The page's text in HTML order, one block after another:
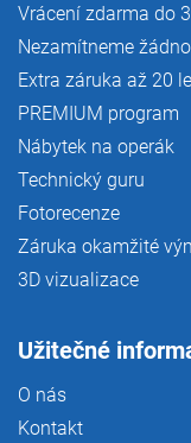
Vrácení zdarma do
Nezamítneme
Extra záruka až 20
PREMIUM program
Nábytek na operák
Technický guru
Fotorecenze
Záruka okamžité
3D vizualizace
Užitečné
O nás
Kontakt